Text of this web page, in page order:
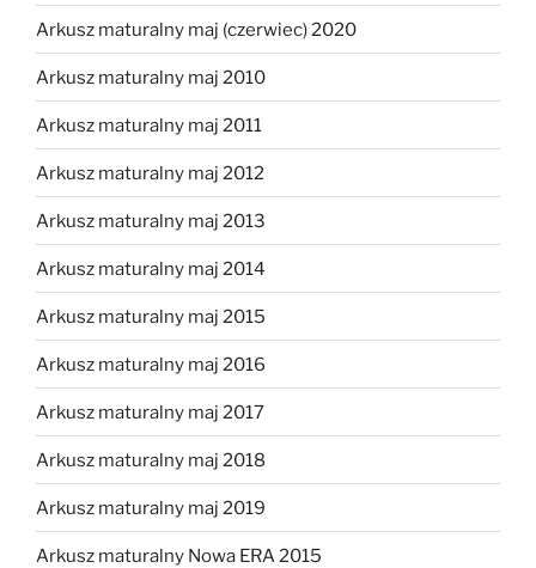
Arkusz maturalny maj (czerwiec) 2020
Arkusz maturalny maj 2010
Arkusz maturalny maj 2011
Arkusz maturalny maj 2012
Arkusz maturalny maj 2013
Arkusz maturalny maj 2014
Arkusz maturalny maj 2015
Arkusz maturalny maj 2016
Arkusz maturalny maj 2017
Arkusz maturalny maj 2018
Arkusz maturalny maj 2019
Arkusz maturalny Nowa ERA 2015